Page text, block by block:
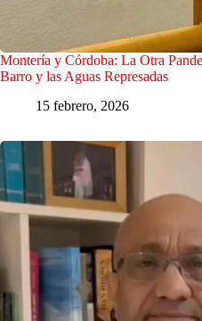
Montería y Córdoba: La Otra
Barro y las Aguas Represadas
15 febrero, 2026